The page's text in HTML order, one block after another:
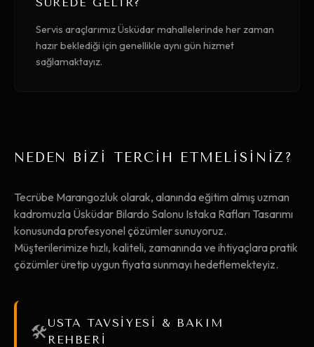
Servis araçlarımız Üsküdar mahallelerinde her zaman
hazır beklediği için genellikle aynı gün hizmet
sağlamaktayız.
NEDEN BİZİ TERCİH ETMELİSİNİZ?
Tecrübe Marangozluk olarak, alanında eğitim almış uzman
kadromuzla Üsküdar Bilardo Salonu Istaka Rafları Tasarımı
konusunda profesyonel çözümler sunuyoruz.
Müşterilerimize hızlı, kaliteli, zamanında ve ihtiyaçlara pratik
çözümler üretip uygun fiyata sunmayı hedeflemekteyiz.
🛠️USTA TAVSİYESİ & BAKIM
REHBERİ